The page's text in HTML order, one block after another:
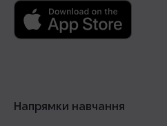
Напрямки навчання